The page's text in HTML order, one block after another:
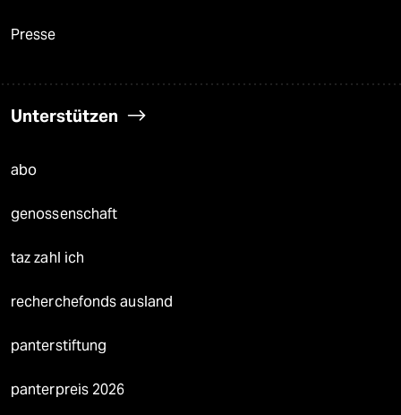
Presse
Unterstützen
abo
genossenschaft
taz zahl ich
recherchefonds ausland
panterstiftung
panterpreis 2026